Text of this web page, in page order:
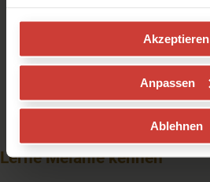
Akzeptieren
Anpassen
Ablehnen
Lerne Melanie kennen